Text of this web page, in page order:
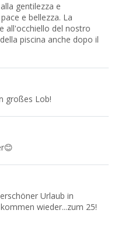
gentilezza e
e bellezza. La
all'occhiello del nostro
piscina anche dopo il
großes Lob!
Urlaub in
wieder...zum 25!